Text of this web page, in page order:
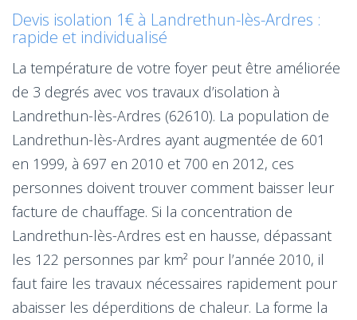
Devis isolation 1€ à Landrethun-lès-Ardres :
rapide et individualisé
La température de votre foyer peut être améliorée
de 3 degrés avec vos travaux d’isolation à
Landrethun-lès-Ardres (62610). La population de
Landrethun-lès-Ardres ayant augmentée de 601
en 1999, à 697 en 2010 et 700 en 2012, ces
personnes doivent trouver comment baisser leur
facture de chauffage. Si la concentration de
Landrethun-lès-Ardres est en hausse, dépassant
les 122 personnes par km² pour l’année 2010, il
faut faire les travaux nécessaires rapidement pour
abaisser les déperditions de chaleur. La forme la